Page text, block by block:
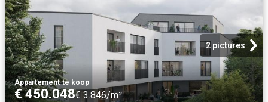
2 pictures
Appartement·te koop
€ 450.048€ 3.846/m²